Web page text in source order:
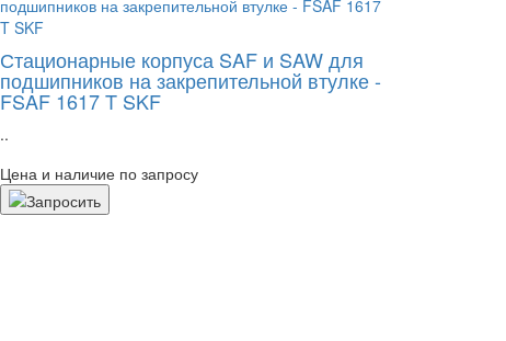
Стационарные корпуса SAF и SAW для
подшипников на закрепительной втулке -
FSAF 1617 T SKF
..
Цена и наличие по запросу